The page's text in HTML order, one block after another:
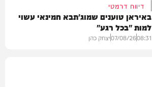
דיווח דרמטי
באיראן טוענים שמוג'תבא חמינאי עשוי
למות "בכל רגע"
08:31
07/08/26יצחק כהן